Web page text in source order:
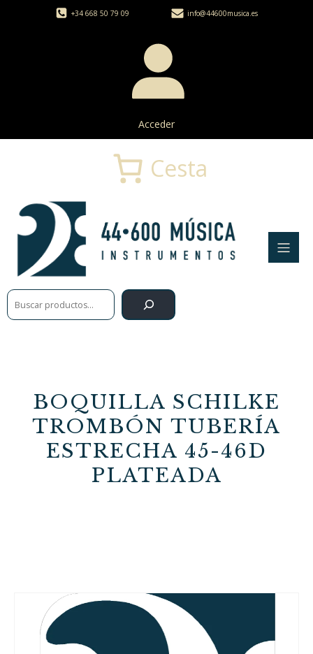
+34 668 50 79 09 info@44600musica.es
Acceder
Buscar
Cesta
BOQUILLA SCHILKE
TROMBÓN TUBERÍA
ESTRECHA 45-46D
PLATEADA